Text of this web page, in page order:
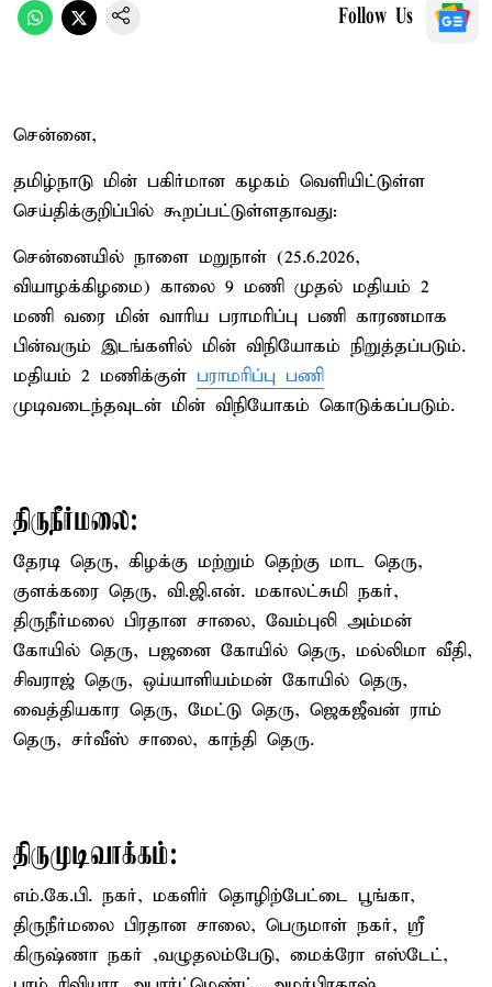
Follow Us
சென்னை,
தமிழ்நாடு மின் பகிர்மான கழகம் வெளியிட்டுள்ள
செய்திக்குறிப்பில் கூறப்பட்டுள்ளதாவது:
சென்னையில் நாளை மறுநாள் (25.6.2026,
வியாழக்கிழமை) காலை 9 மணி முதல் மதியம் 2
மணி வரை மின் வாரிய பராமரிப்பு பணி காரணமாக
பின்வரும் இடங்களில் மின் விநியோகம் நிறுத்தப்படும்.
மதியம் 2 மணிக்குள் பராமரிப்பு பணி
முடிவடைந்தவுடன் மின் விநியோகம் கொடுக்கப்படும்.
திருநீர்மலை:
தேரடி தெரு, கிழக்கு மற்றும் தெற்கு மாட தெரு,
குளக்கரை தெரு, வி.ஜி.என். மகாலட்சுமி நகர்,
திருநீர்மலை பிரதான சாலை, வேம்புலி அம்மன்
கோயில் தெரு, பஜனை கோயில் தெரு, மல்லிமா வீதி,
சிவராஜ் தெரு, ஒய்யாளியம்மன் கோயில் தெரு,
வைத்தியகார தெரு, மேட்டு தெரு, ஜெகஜீவன் ராம்
தெரு, சர்வீஸ் சாலை, காந்தி தெரு.
திருமுடிவாக்கம்:
எம்.கே.பி. நகர், மகளிர் தொழிற்பேட்டை பூங்கா,
திருநீர்மலை பிரதான சாலை, பெருமாள் நகர், ஸ்ரீ
கிருஷ்ணா நகர் ,வழுதலம்பேடு, மைக்ரோ எஸ்டேட்,